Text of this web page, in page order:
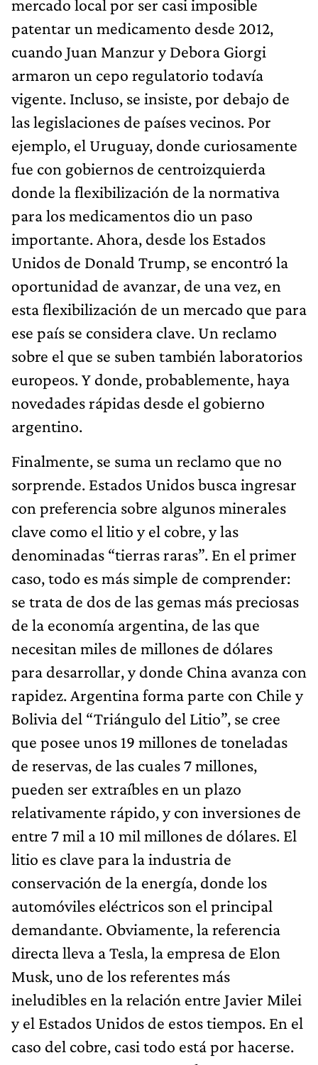
mercado local por ser casi imposible
patentar un medicamento desde 2012,
cuando Juan Manzur y Debora Giorgi
armaron un cepo regulatorio todavía
vigente. Incluso, se insiste, por debajo de
las legislaciones de países vecinos. Por
ejemplo, el Uruguay, donde curiosamente
fue con gobiernos de centroizquierda
donde la flexibilización de la normativa
para los medicamentos dio un paso
importante. Ahora, desde los Estados
Unidos de Donald Trump, se encontró la
oportunidad de avanzar, de una vez, en
esta flexibilización de un mercado que para
ese país se considera clave. Un reclamo
sobre el que se suben también laboratorios
europeos. Y donde, probablemente, haya
novedades rápidas desde el gobierno
argentino.
Finalmente, se suma un reclamo que no
sorprende. Estados Unidos busca ingresar
con preferencia sobre algunos minerales
clave como el litio y el cobre, y las
denominadas “tierras raras”. En el primer
caso, todo es más simple de comprender:
se trata de dos de las gemas más preciosas
de la economía argentina, de las que
necesitan miles de millones de dólares
para desarrollar, y donde China avanza con
rapidez. Argentina forma parte con Chile y
Bolivia del “Triángulo del Litio”, se cree
que posee unos 19 millones de toneladas
de reservas, de las cuales 7 millones,
pueden ser extraíbles en un plazo
relativamente rápido, y con inversiones de
entre 7 mil a 10 mil millones de dólares. El
litio es clave para la industria de
conservación de la energía, donde los
automóviles eléctricos son el principal
demandante. Obviamente, la referencia
directa lleva a Tesla, la empresa de Elon
Musk, uno de los referentes más
ineludibles en la relación entre Javier Milei
y el Estados Unidos de estos tiempos. En el
caso del cobre, casi todo está por hacerse.